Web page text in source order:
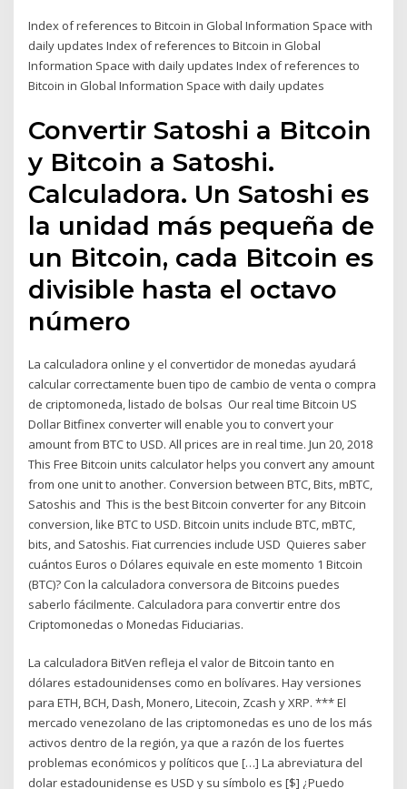
Index of references to Bitcoin in Global Information Space with
daily updates Index of references to Bitcoin in Global
Information Space with daily updates Index of references to
Bitcoin in Global Information Space with daily updates
Convertir Satoshi a Bitcoin
y Bitcoin a Satoshi.
Calculadora. Un Satoshi es
la unidad más pequeña de
un Bitcoin, cada Bitcoin es
divisible hasta el octavo
número
La calculadora online y el convertidor de monedas ayudará
calcular correctamente buen tipo de cambio de venta o compra
de criptomoneda, listado de bolsas Our real time Bitcoin US
Dollar Bitfinex converter will enable you to convert your
amount from BTC to USD. All prices are in real time. Jun 20, 2018
This Free Bitcoin units calculator helps you convert any amount
from one unit to another. Conversion between BTC, Bits, mBTC,
Satoshis and This is the best Bitcoin converter for any Bitcoin
conversion, like BTC to USD. Bitcoin units include BTC, mBTC,
bits, and Satoshis. Fiat currencies include USD Quieres saber
cuántos Euros o Dólares equivale en este momento 1 Bitcoin
(BTC)? Con la calculadora conversora de Bitcoins puedes
saberlo fácilmente. Calculadora para convertir entre dos
Criptomonedas o Monedas Fiduciarias.
La calculadora BitVen refleja el valor de Bitcoin tanto en
dólares estadounidenses como en bolívares. Hay versiones
para ETH, BCH, Dash, Monero, Litecoin, Zcash y XRP. *** El
mercado venezolano de las criptomonedas es uno de los más
activos dentro de la región, ya que a razón de los fuertes
problemas económicos y políticos que […] La abreviatura del
dolar estadounidense es USD y su símbolo es [$] ¿Puedo